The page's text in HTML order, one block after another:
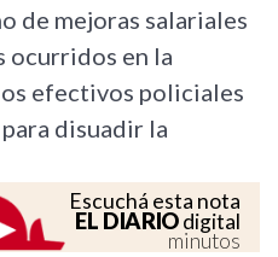
de mejoras salariales
ocurridos en la
efectivos policiales
disuadir la
Escuchá esta nota
EL DIARIOdigital
minutos